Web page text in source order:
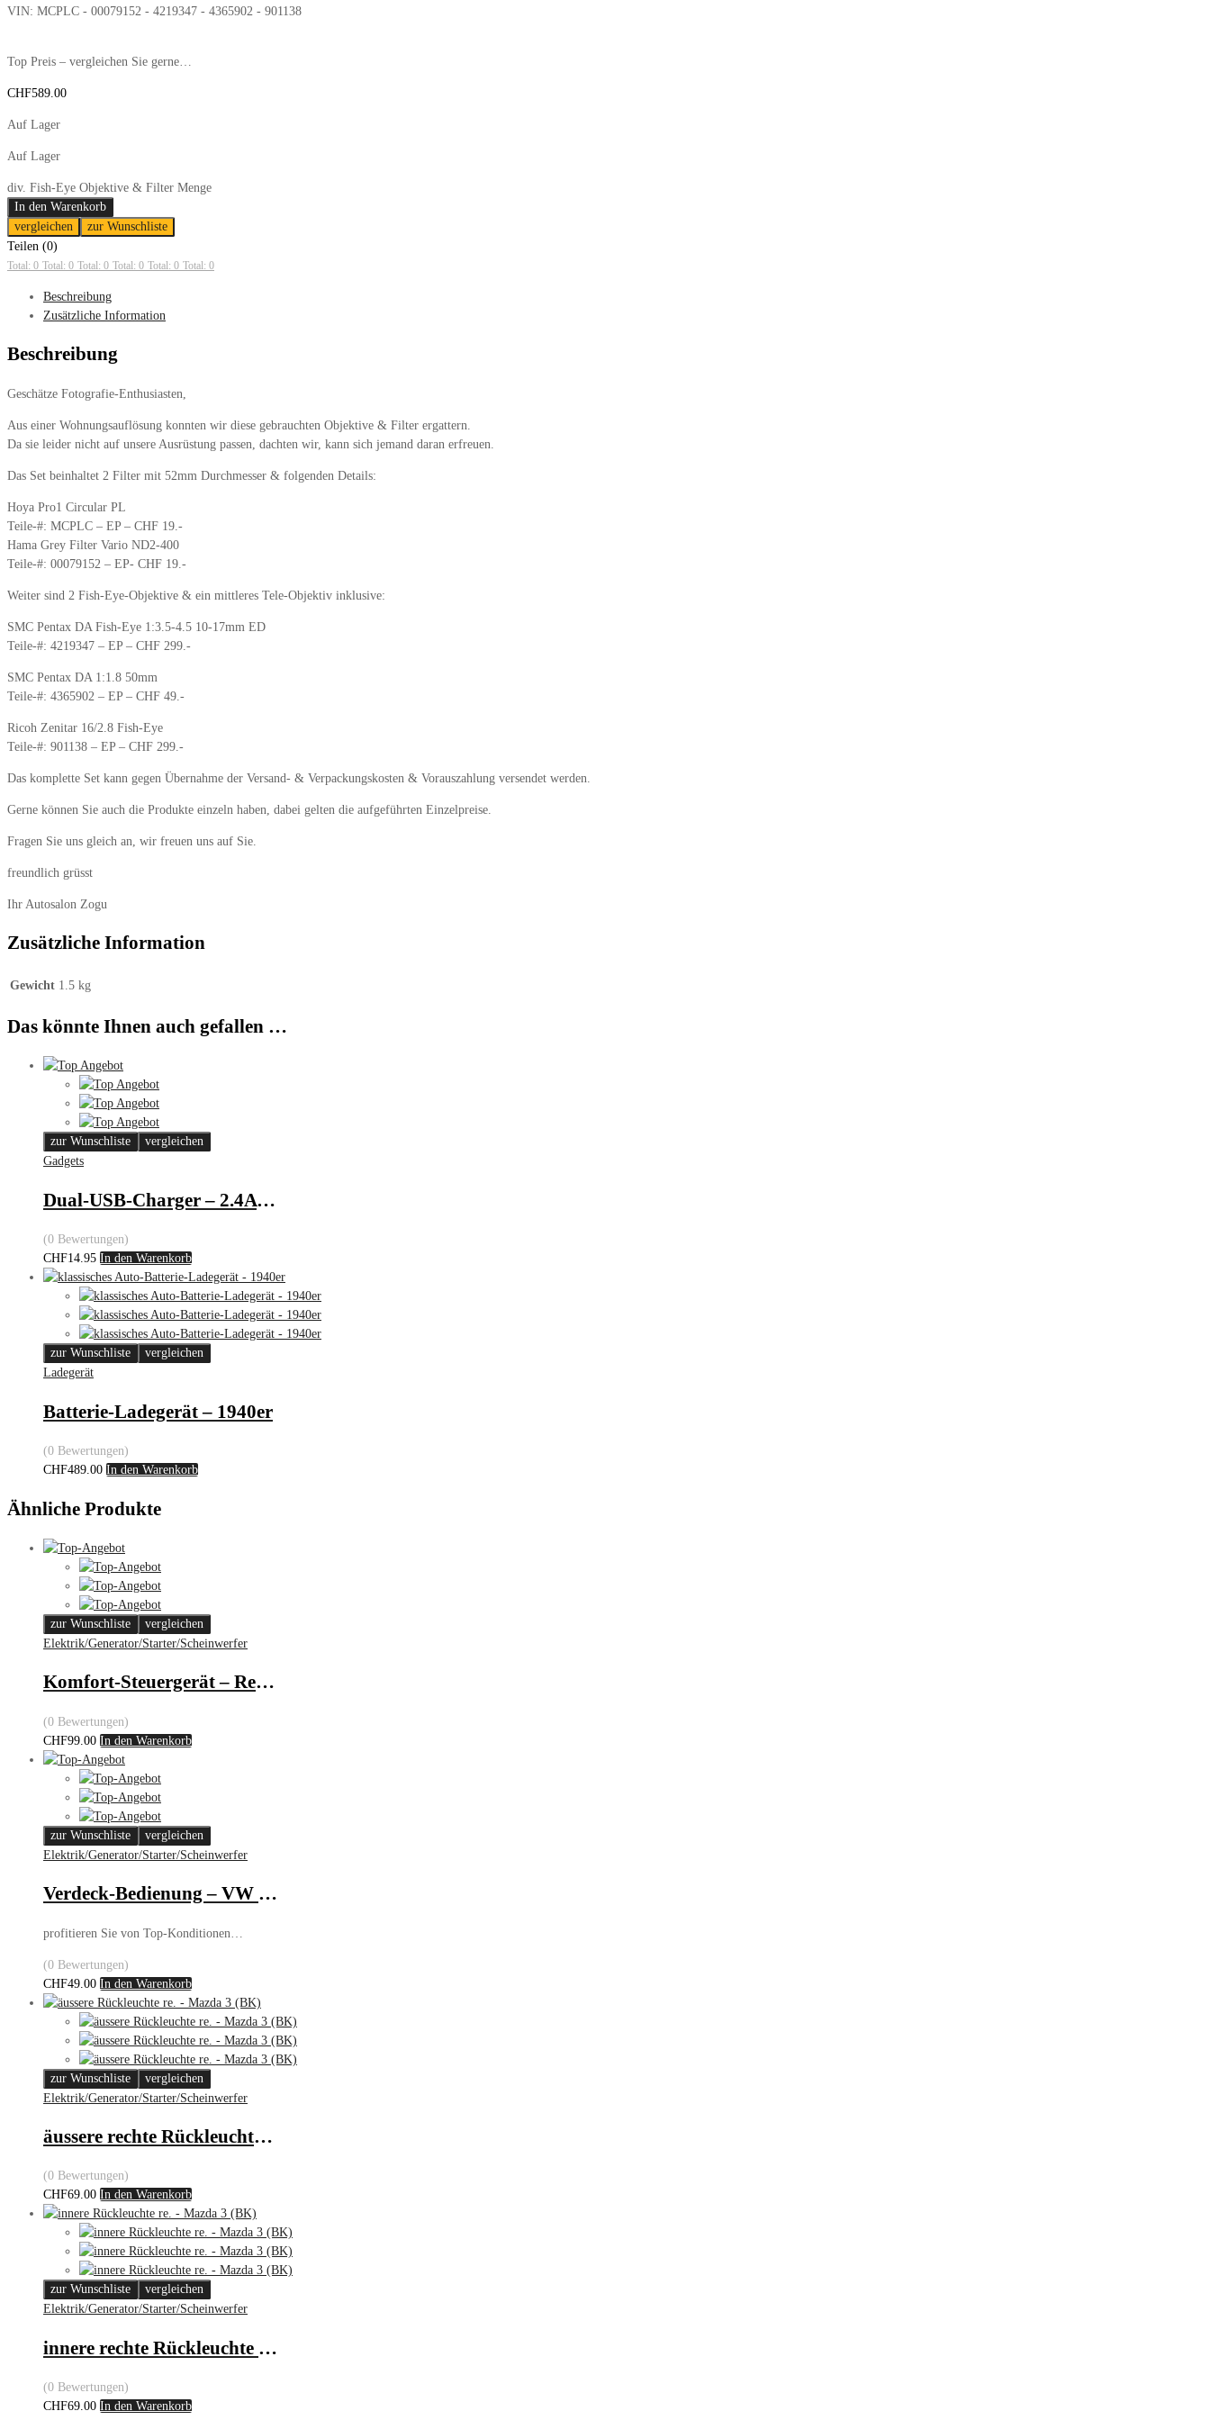
VIN: MCPLC - 00079152 - 4219347 - 4365902 - 901138
Top Preis – vergleichen Sie gerne…
CHF589.00
Auf Lager
Auf Lager
div. Fish-Eye Objektive & Filter Menge
In den Warenkorb
vergleichen
zur Wunschliste
Teilen (0)
Total: 0 Total: 0 Total: 0 Total: 0 Total: 0 Total: 0
Beschreibung
Zusätzliche Information
Beschreibung
Geschätze Fotografie-Enthusiasten,
Aus einer Wohnungsauflösung konnten wir diese gebrauchten Objektive & Filter ergattern.
Da sie leider nicht auf unsere Ausrüstung passen, dachten wir, kann sich jemand daran erfreuen.
Das Set beinhaltet 2 Filter mit 52mm Durchmesser & folgenden Details:
Hoya Pro1 Circular PL
Teile-#: MCPLC – EP – CHF 19.-
Hama Grey Filter Vario ND2-400
Teile-#: 00079152 – EP- CHF 19.-
Weiter sind 2 Fish-Eye-Objektive & ein mittleres Tele-Objektiv inklusive:
SMC Pentax DA Fish-Eye 1:3.5-4.5 10-17mm ED
Teile-#: 4219347 – EP – CHF 299.-
SMC Pentax DA 1:1.8 50mm
Teile-#: 4365902 – EP – CHF 49.-
Ricoh Zenitar 16/2.8 Fish-Eye
Teile-#: 901138 – EP – CHF 299.-
Das komplette Set kann gegen Übernahme der Versand- & Verpackungskosten & Vorauszahlung versendet werden.
Gerne können Sie auch die Produkte einzeln haben, dabei gelten die aufgeführten Einzelpreise.
Fragen Sie uns gleich an, wir freuen uns auf Sie.
freundlich grüsst
Ihr Autosalon Zogu
Zusätzliche Information
Gewicht 1.5 kg
Das könnte Ihnen auch gefallen …
zur Wunschliste
vergleichen
Gadgets
Dual-USB-Charger – 2.4A – Qoovi
(0 Bewertungen)
CHF14.95 In den Warenkorb
zur Wunschliste
vergleichen
Ladegerät
Batterie-Ladegerät – 1940er
(0 Bewertungen)
CHF489.00 In den Warenkorb
Ähnliche Produkte
zur Wunschliste
vergleichen
Elektrik/Generator/Starter/Scheinwerfer
Komfort-Steuergerät – Renault
(0 Bewertungen)
CHF99.00 In den Warenkorb
zur Wunschliste
vergleichen
Elektrik/Generator/Starter/Scheinwerfer
Verdeck-Bedienung – VW Golf III Cabrio
profitieren Sie von Top-Konditionen…
(0 Bewertungen)
CHF49.00 In den Warenkorb
zur Wunschliste
vergleichen
Elektrik/Generator/Starter/Scheinwerfer
äussere rechte Rückleuchte – Mazda 3 (BK)
(0 Bewertungen)
CHF69.00 In den Warenkorb
zur Wunschliste
vergleichen
Elektrik/Generator/Starter/Scheinwerfer
innere rechte Rückleuchte – Mazda 3 (BK)
(0 Bewertungen)
CHF69.00 In den Warenkorb